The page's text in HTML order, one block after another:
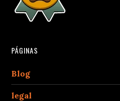
PÁGINAS
Blog
legal